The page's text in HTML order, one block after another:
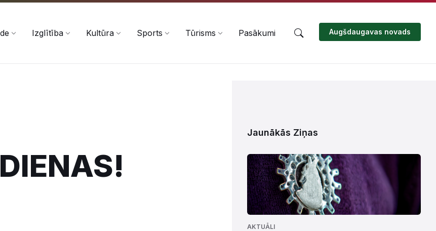
Izglītība Kultūra Sports Tūrisms Pasākumi Augšdaugavas novads
Jaunākās Ziņas
AKTUĀLI